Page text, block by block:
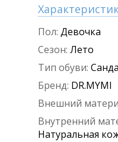
Пол: Девочка
Сезон: Лето
Тип обуви:
Бренд: DR.MYMI
Внешний
Внутренний
Натуральная